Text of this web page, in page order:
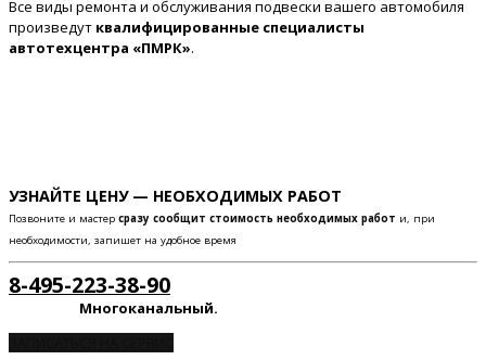
Все виды ремонта и обслуживания подвески вашего автомобиля
произведут квалифицированные специалисты
автотехцентра «ПМРК».
УЗНАЙТЕ ЦЕНУ — НЕОБХОДИМЫХ РАБОТ
Позвоните и мастер сразу сообщит стоимость необходимых работ и, при
необходимости, запишет на удобное время
8-495-223-38-90
Многоканальный.